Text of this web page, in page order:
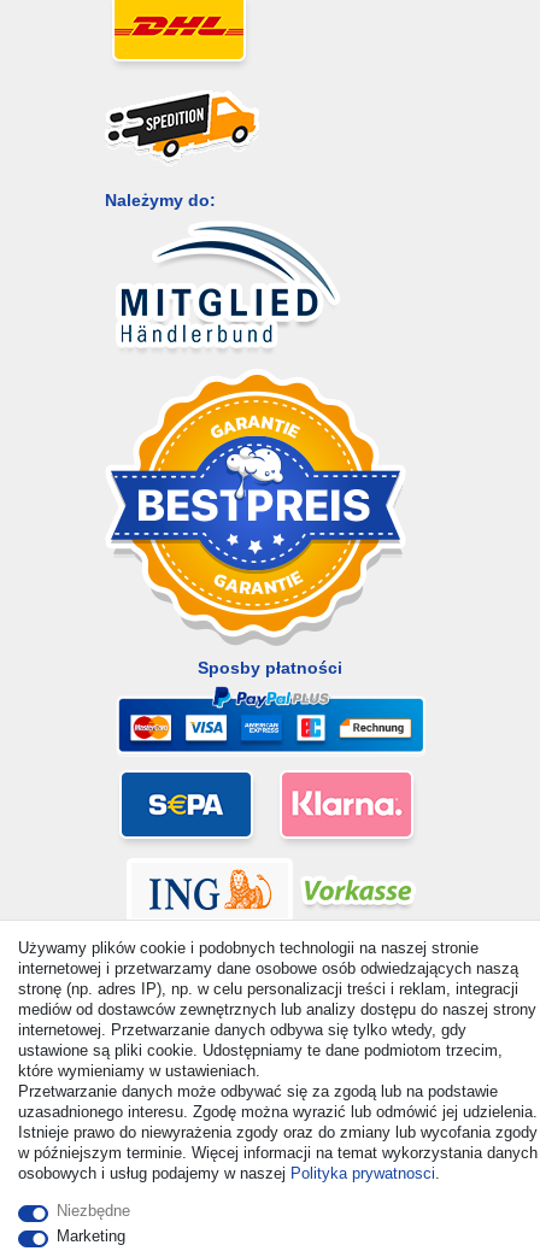
Należymy do:
Sposby płatności
© Copyright 2026 | Wszelkie prawa zastrzezone. - All rights
reserved. Prices incl. VAT. 19% VAT Basic prices see article detail
| * Applies to deliveries to the UK!
Używamy plików cookie i podobnych technologii na naszej stronie
internetowej i przetwarzamy dane osobowe osób odwiedzających naszą
stronę (np. adres IP), np. w celu personalizacji treści i reklam, integracji
mediów od dostawców zewnętrznych lub analizy dostępu do naszej strony
internetowej. Przetwarzanie danych odbywa się tylko wtedy, gdy
ustawione są pliki cookie. Udostępniamy te dane podmiotom trzecim,
które wymieniamy w ustawieniach.
Przetwarzanie danych może odbywać się za zgodą lub na podstawie
uzasadnionego interesu. Zgodę można wyrazić lub odmówić jej udzielenia.
Istnieje prawo do niewyrażenia zgody oraz do zmiany lub wycofania zgody
w późniejszym terminie. Więcej informacji na temat wykorzystania danych
osobowych i usług podajemy w naszej Polityka prywatnosci.
Niezbędne
Marketing
Odstąp od umowy tutaj Kontakt